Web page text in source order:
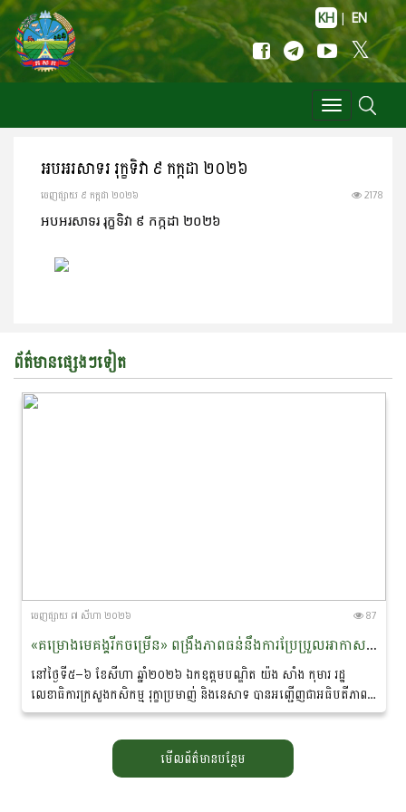
KH | EN
Toggle
navigation
អបអរសាទរ រុក្ខទិវា ៩ កក្កដា ២០២៦
ចេញ​ផ្សាយ​ ៩ កក្កដា ២០២៦ 2178
អបអរសាទរ រុក្ខទិវា ៩ កក្កដា ២០២៦
ព័ត៌មានផ្សេងៗទៀត
ចេញ​ផ្សាយ​ ៧ សីហា ២០២៦ 87
«គម្រោងមេគង្គរីកចម្រើន» ពង្រឹងភាពធន់នឹងការប្រែប្រួល​អាកាស​​ធាតុ និងលើកកម្ពស់ជីវភាពសហគមន៍ជនជាតិភាគតិច នៅខេត្តរតនគិរី និងមណ្ឌលគិរី
នៅថ្ងៃទី៥–៦ ខែសីហា ឆ្នាំ២០២៦ ឯកឧត្ដមបណ្ឌិត យ៉ង សាំង កុមារ រដ្ឋ
លេខាធិការក្រសួងកសិកម្ម រុក្ខាប្រមាញ់ និងនេសាទ បាន​អញ្ជើញជាអធិបតីភាពដ៏
ខ្ពង់ខ្ពស់ក្នុង «សិក្ខាសាលាឆ្លុះ​បញ្ចាំង​ការ​សហការគ្នារវាងមន្ត្រីកសិកម្មឃុំ...
មើលព័ត៌មានបន្ថែម